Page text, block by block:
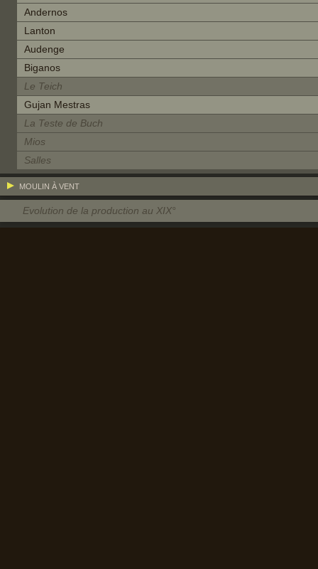
Andernos
Lanton
Audenge
Biganos
Le Teich
Gujan Mestras
La Teste de Buch
Mios
Salles
MOULIN À VENT
Evolution de la production au XIX°